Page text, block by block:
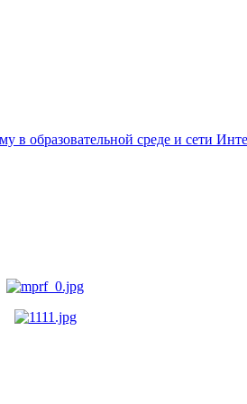
в образовательной среде и сети